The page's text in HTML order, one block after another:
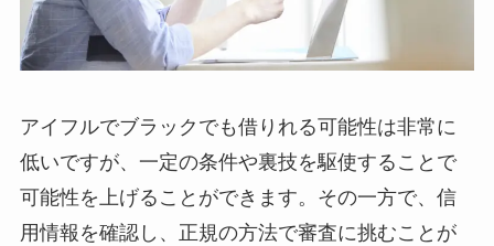
アイフルでブラックでも借りれる可能性は非常に
低いですが、一定の条件や裏技を駆使することで
可能性を上げることができます。その一方で、信
用情報を確認し、正規の方法で審査に挑むことが